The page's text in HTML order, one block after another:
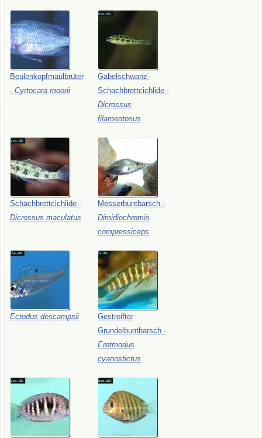
Beulenkopfmaulbrüter
- Cyrtocara moorii
Gabelschwanz-
Schachbrettcichlide -
Dicrossus
filamentosus
Schachbrettcichlide -
Dicrossus maculatus
Messerbuntbarsch -
Dimidiochromis
compressiceps
Ectodus descampsii
Gestreifter
Grundelbuntbarsch -
Eretmodus
cyanostictus